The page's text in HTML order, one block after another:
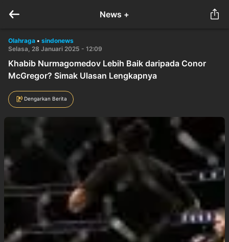
News +
Olahraga • sindonews
Selasa, 28 Januari 2025 - 12:09
Khabib Nurmagomedov Lebih Baik daripada Conor
McGregor? Simak Ulasan Lengkapnya
Dengarkan Berita